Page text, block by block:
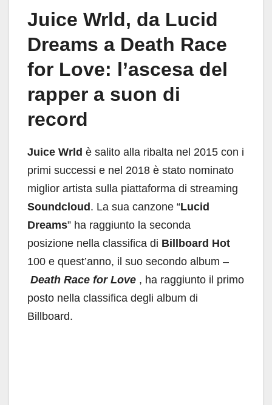
Juice Wrld, da Lucid
Dreams a Death Race
for Love: l’ascesa del
rapper a suon di
record
Juice Wrld è salito alla ribalta nel 2015 con i
primi successi e nel 2018 è stato nominato
miglior artista sulla piattaforma di streaming
Soundcloud. La sua canzone “Lucid
Dreams” ha raggiunto la seconda
posizione nella classifica di Billboard Hot
100 e quest’anno, il suo secondo album –
Death Race for Love , ha raggiunto il primo
posto nella classifica degli album di
Billboard.